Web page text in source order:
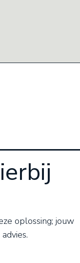
oplossing; jouw